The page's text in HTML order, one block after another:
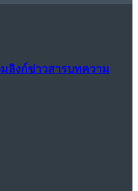
มลิงก์ข่าวสารบทความ